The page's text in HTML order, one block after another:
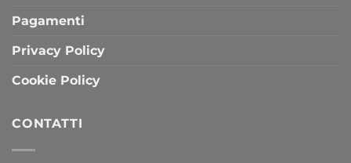
Pagamenti
Privacy Policy
Cookie Policy
CONTATTI